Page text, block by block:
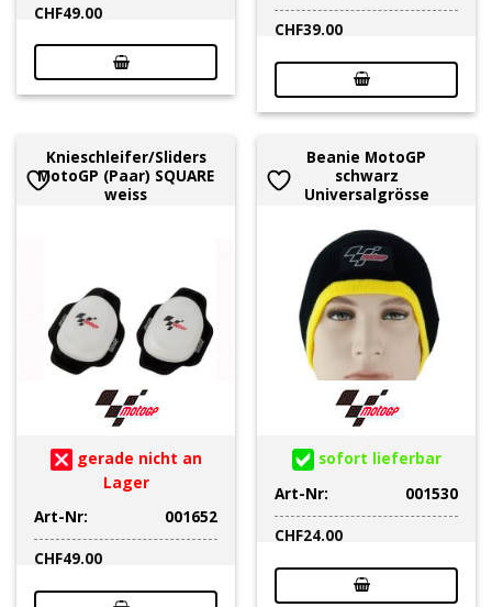
CHF49.00
CHF39.00
Knieschleifer/Sliders
MotoGP (Paar) SQUARE
weiss
gerade nicht an
Lager
Art-Nr:
001652
CHF49.00
Beanie MotoGP
schwarz
Universalgrösse
sofort lieferbar
Art-Nr:
001530
CHF24.00